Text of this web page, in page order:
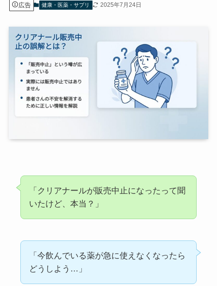
広告 健康・医薬・サプリ 2025年7月24日
「クリアナールが販売中止になったって聞
いたけど、本当？」
「今飲んでいる薬が急に使えなくなったら
どうしよう…」